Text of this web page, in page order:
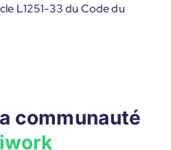
L1251-33 du Code du
communauté